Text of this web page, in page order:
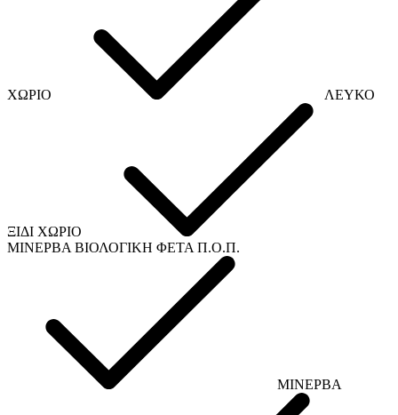
ΧΩΡΙΟ ΛΕΥΚΟ
ΞΙΔΙ ΧΩΡΙΟ
ΜΙΝΕΡΒΑ ΒΙΟΛΟΓΙΚΗ ΦΕΤΑ Π.Ο.Π.
ΜΙΝΕΡΒΑ